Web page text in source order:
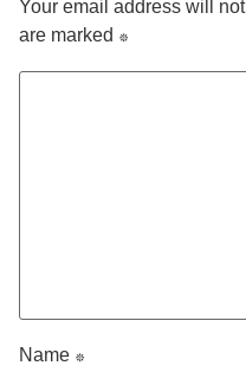
Your email address will
are marked *
Name *